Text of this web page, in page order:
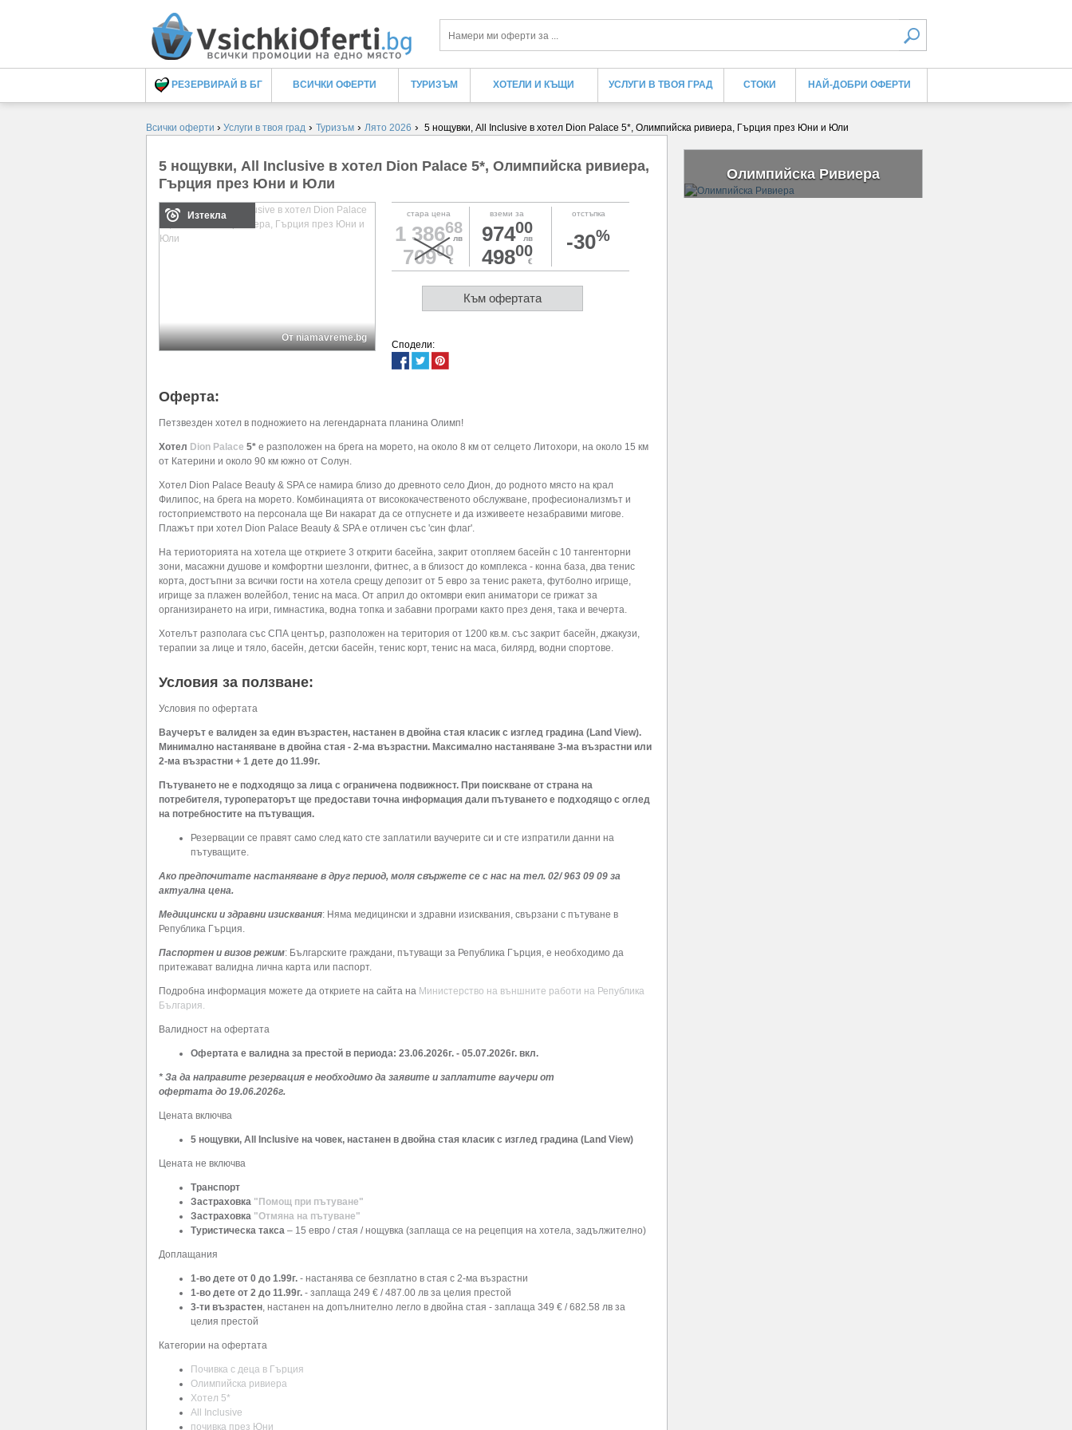
Търси
РЕЗЕРВИРАЙ В БГ ВСИЧКИ ОФЕРТИ ТУРИЗЪМ ХОТЕЛИ И КЪЩИ УСЛУГИ В ТВОЯ ГРАД СТОКИ НАЙ-ДОБРИ ОФЕРТИ
Всички оферти › Услуги в твоя град › Туризъм › Лято 2026 › 5 нощувки, All Inclusive в хотел Dion Palace 5*, Олимпийска ривиера, Гърция през Юни и Юли
5 нощувки, All Inclusive в хотел Dion Palace 5*, Олимпийска ривиера,
Гърция през Юни и Юли
Изтекла
От niamavreme.bg
стара цена
1 38668
лв
70900
€
вземи за
97400
лв
49800
€
отстъпка
-30%
Към офертата
Сподели:
Оферта:
Петзвезден хотел в подножието на легендарната планина Олимп!
Хотел Dion Palace 5* е разположен на брега на морето, на около 8 км от селцето Литохори, на около 15 км
от Катерини и около 90 км южно от Солун.
Хотел Dion Palace Beauty & SPA се намира близо до древното село Дион, до родното място на крал
Филипос, на брега на морето. Комбинацията от висококачественото обслужване, професионализмът и
гостоприемството на персонала ще Ви накарат да се отпуснете и да изживеете незабравими мигове.
Плажът при хотел Dion Palace Beauty & SPA е отличен със 'син флаг'.
На териоторията на хотела ще откриете 3 открити басейна, закрит отопляем басейн с 10 тангенторни
зони, масажни душове и комфортни шезлонги, фитнес, a в близост до комплекса - конна база, два тенис
корта, достъпни за всички гости на хотела срещу депозит от 5 евро за тенис ракета, футболно игрище,
игрище за плажен волейбол, тенис на маса. От април до октомври екип аниматори се грижат за
организирането на игри, гимнастика, водна топка и забавни програми както през деня, така и вечерта.
Хотелът разполага със СПА център, разположен на територия от 1200 кв.м. със закрит басейн, джакузи,
терапии за лице и тяло, басейн, детски басейн, тенис корт, тенис на маса, билярд, водни спортове.
Условия за ползване:
Условия по офертата
Ваучерът е валиден за един възрастен, настанен в двойна стая класик с изглед градина (Land View).
Минимално настаняване в двойна стая - 2-ма възрастни. Максимално настаняване 3-ма възрастни или
2-ма възрастни + 1 дете до 11.99г.
Пътуването не е подходящо за лица с ограничена подвижност. При поискване от страна на
потребителя, туроператорът ще предостави точна информация дали пътуването е подходящо с оглед
на потребностите на пътуващия.
Резервации се правят само след като сте заплатили ваучерите си и сте изпратили данни на
пътуващите.
Ако предпочитате настаняване в друг период, моля свържете се с нас на тел. 02/ 963 09 09 за
актуална цена.
Медицински и здравни изисквания: Няма медицински и здравни изисквания, свързани с пътуване в
Република Гърция.
Паспортен и визов режим: Българските граждани, пътуващи за Република Гърция, е необходимо да
притежават валидна лична карта или паспорт.
Подробна информация можете да откриете на сайта на Министерство на външните работи на Република
България.
Валидност на офертата
Офертата е валидна за престой в периода: 23.06.2026г. - 05.07.2026г. вкл.
* За да направите резервация е необходимо да заявите и заплатите ваучери от
офертата до 19.06.2026г.
Цената включва
5 нощувки, All Inclusive на човек, настанен в двойна стая класик с изглед градина (Land View)
Цената не включва
Транспорт
Застраховка "Помощ при пътуване"
Застраховка "Отмяна на пътуване"
Туристическа такса – 15 евро / стая / нощувка (заплаща се на рецепция на хотела, задължително)
Доплащания
1-во дете от 0 до 1.99г. - настанява се безплатно в стая с 2-ма възрастни
1-во дете от 2 до 11.99г. - заплаща 249 € / 487.00 лв за целия престой
3-ти възрастен, настанен на допълнително легло в двойна стая - заплаща 349 € / 682.58 лв за
целия престой
Категории на офертата
Почивка с деца в Гърция
Олимпийска ривиера
Хотел 5*
All Inclusive
почивка през Юни
Олимпийска Ривиера